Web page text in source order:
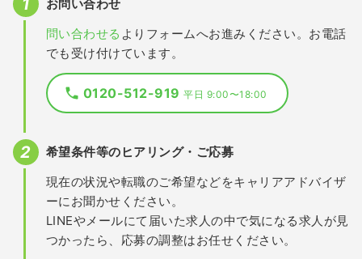
お問い合わせ
問い合わせる よりフォームへお進みください。お電話
でも受け付けています。
0120-512-919平日 9:00〜18:00
希望条件等のヒアリング・ご応募
現在の状況や転職のご希望などをキャリアアドバイザ
ーにお聞かせください。
LINEやメールにて届いた求人の中で気になる求人が見
つかったら、応募の調整はお任せください。